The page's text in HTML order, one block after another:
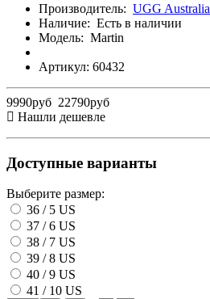
Производитель: UGG Australia
Наличие: Есть в наличии
Модель: Martin
Артикул: 60432
9990руб 22790руб
Нашли дешевле
Доступные варианты
Выберите размер:
36 / 5 US
37 / 6 US
38 / 7 US
39 / 8 US
40 / 9 US
41 / 10 US